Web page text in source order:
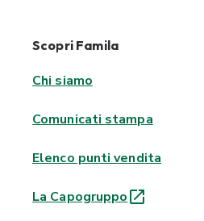
Scopri Famila
Chi siamo
Comunicati stampa
Elenco punti vendita
La Capogruppo